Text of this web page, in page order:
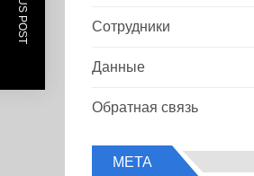
Сотрудники
Данные
Обратная связь
МЕТА